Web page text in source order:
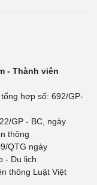
- Thành viên
hợp số: 692/GP-
GP - BC, ngày
thông
QTG ngày
- Du lịch
thông Luật Việt